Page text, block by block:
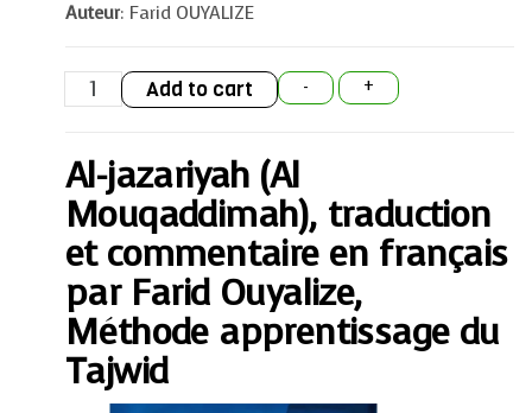
Auteur: Farid OUYALIZE
-
Al-
jazariyah
(Al
et
commentaire
en
français
par
Farid
Ouyalize,
Méthode
apprentissage
du
Tajwid
quantity
+
Add to cart
Al-jazariyah (Al
Mouqaddimah), traduction
et commentaire en français
par Farid Ouyalize,
Méthode apprentissage du
Tajwid